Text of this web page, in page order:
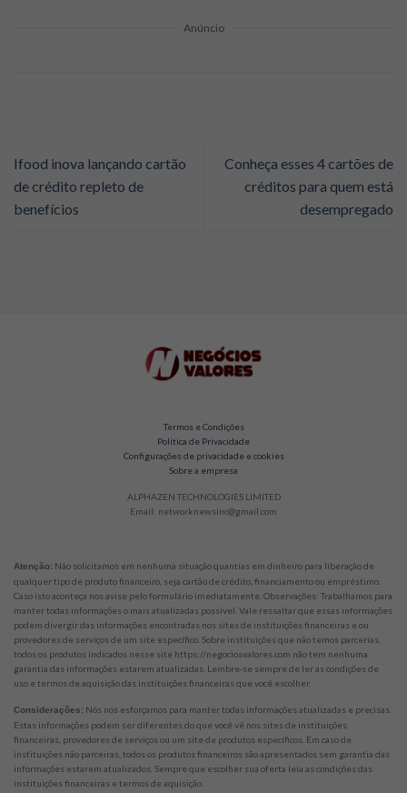
Anúncio
Ifood inova lançando cartão
de crédito repleto de
benefícios
Conheça esses 4 cartões de
créditos para quem está
desempregado
Termos e Condições
Política de Privacidade
Configurações de privacidade e cookies
Sobre a empresa
ALPHAZEN TECHNOLOGIES LIMITED
Email: networknewsinc@gmail.com
Atenção: Não solicitamos em nenhuma situação quantias em dinheiro para liberação de
qualquer tipo de produto financeiro, seja cartão de crédito, financiamento ou empréstimo.
Caso isto aconteça nos avise pelo formulário imediatamente. Observações: Trabalhamos para
manter todas informações o mais atualizadas possível. Vale ressaltar que essas informações
podem divergir das informações encontradas nos sites de instituições financeiras e ou
provedores de serviços de um site específico. Sobre instituições que não temos parcerias,
todos os produtos indicados nesse site https://negociosvalores.com não tem nenhuma
garantia das informações estarem atualizadas. Lembre-se sempre de ler as condições de
uso e termos de aquisição das instituições financeiras que você escolher.
Considerações: Nós nos esforçamos para manter todas informações atualizadas e precisas.
Estas informações podem ser diferentes do que você vê nos sites de instituições
financeiras, provedores de serviços ou um site de produtos específicos. Em caso de
instituições não parceiras, todos os produtos financeiros são apresentados sem garantia das
informações estarem atualizados. Sempre que escolher sua oferta leia as condições das
instituições financeiras e termos de aquisição.